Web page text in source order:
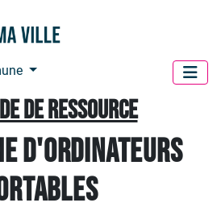
de ressource
d'ordinateurs